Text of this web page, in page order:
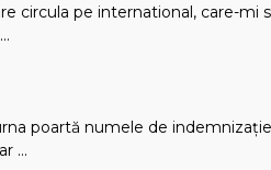
circula pe international, care-mi
poartă numele de
...